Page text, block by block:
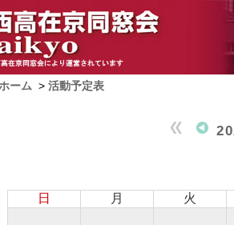
ーム > 活動予定表
日 月 火